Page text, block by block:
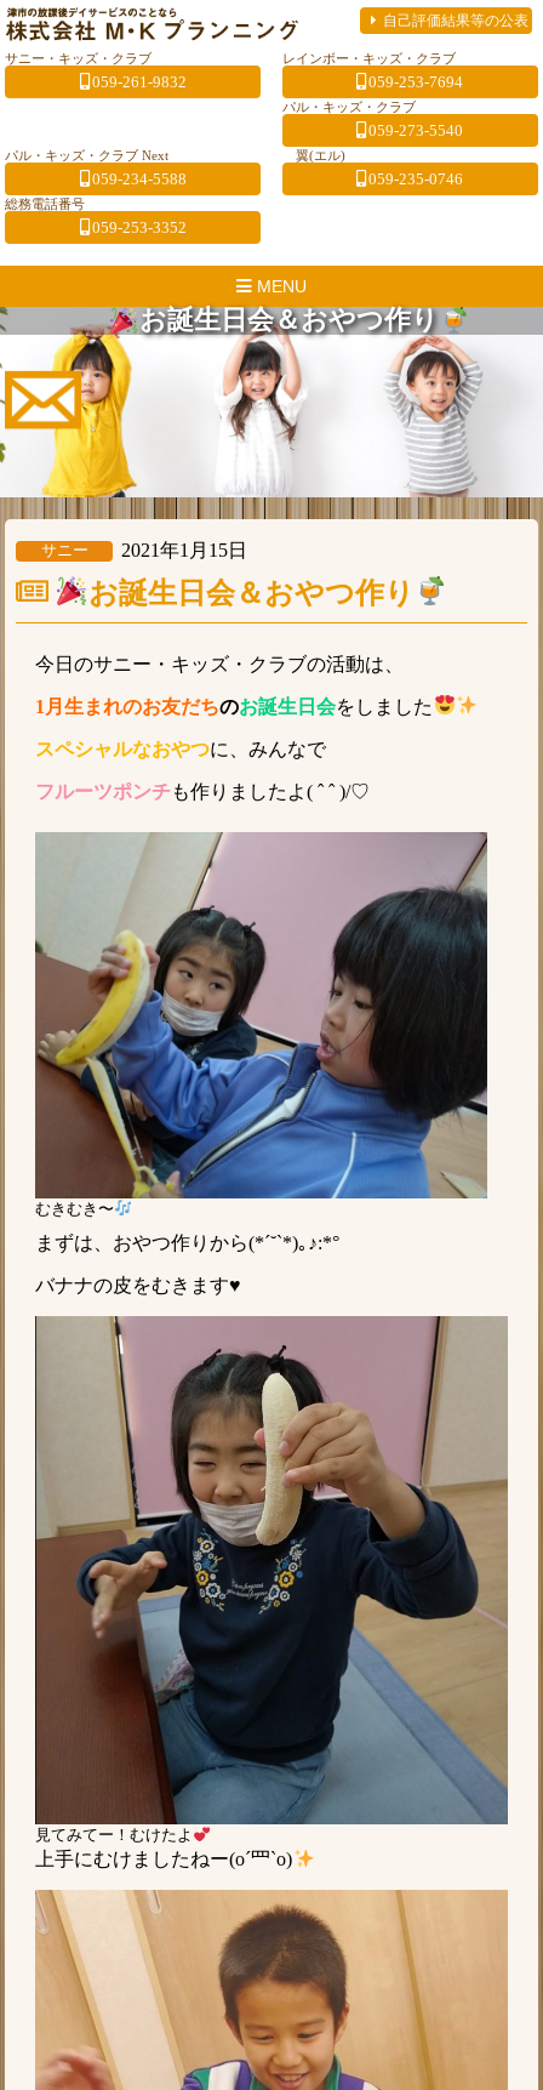
自己評価結果等の公表
サニー・キッズ・クラブ
059-261-9832
レインボー・キッズ・クラブ
059-253-7694
パル・キッズ・クラブ
059-273-5540
パル・キッズ・クラブ Next
059-234-5588
翼(エル)
059-235-0746
総務電話番号
059-253-3352
MENU
お誕生日会＆おやつ作り
サニー 2021年1月15日
お誕生日会＆おやつ作り
今日のサニー・キッズ・クラブの活動は、
1月生まれのお友だちのお誕生日会をしました
スペシャルなおやつに、みんなで
フルーツポンチも作りましたよ( ˆ ˆ )/♡
むきむき〜
まずは、おやつ作りから(*ˊ˘ˋ*)｡♪:*°
バナナの皮をむきます♥
見てみてー！むけたよ
上手にむけましたねー(o´罒`o)